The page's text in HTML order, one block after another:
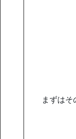
まずはそ